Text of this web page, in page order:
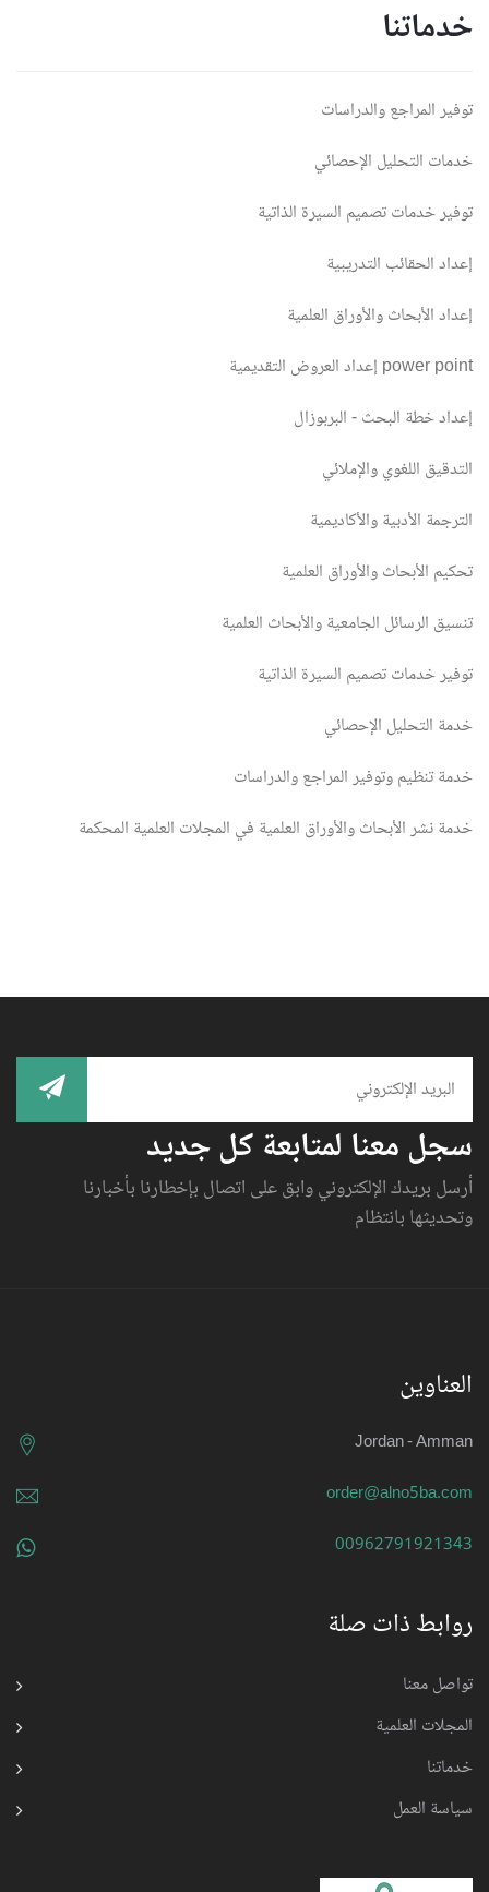
خدماتنا
توفير المراجع والدراسات
خدمات التحليل الإحصائي
توفير خدمات تصميم السيرة الذاتية
إعداد الحقائب التدريبية
إعداد الأبحاث والأوراق العلمية
إعداد العروض التقديمية power point
إعداد خطة البحث - البربوزال
التدقيق اللغوي والإملائي
الترجمة الأدبية والأكاديمية
تحكيم الأبحاث والأوراق العلمية
تنسيق الرسائل الجامعية والأبحاث العلمية
توفير خدمات تصميم السيرة الذاتية
خدمة التحليل الإحصائي
خدمة تنظيم وتوفير المراجع والدراسات
خدمة نشر الأبحاث والأوراق العلمية في المجلات العلمية المحكمة
سجل معنا لمتابعة كل جديد
أرسل بريدك الإلكتروني وابق على اتصال بإخطارنا بأخبارنا
وتحديثها بانتظام
العناوين
Jordan - Amman
order@alno5ba.com
00962791921343
روابط ذات صلة
تواصل معنا
المجلات العلمية
خدماتنا
سياسة العمل